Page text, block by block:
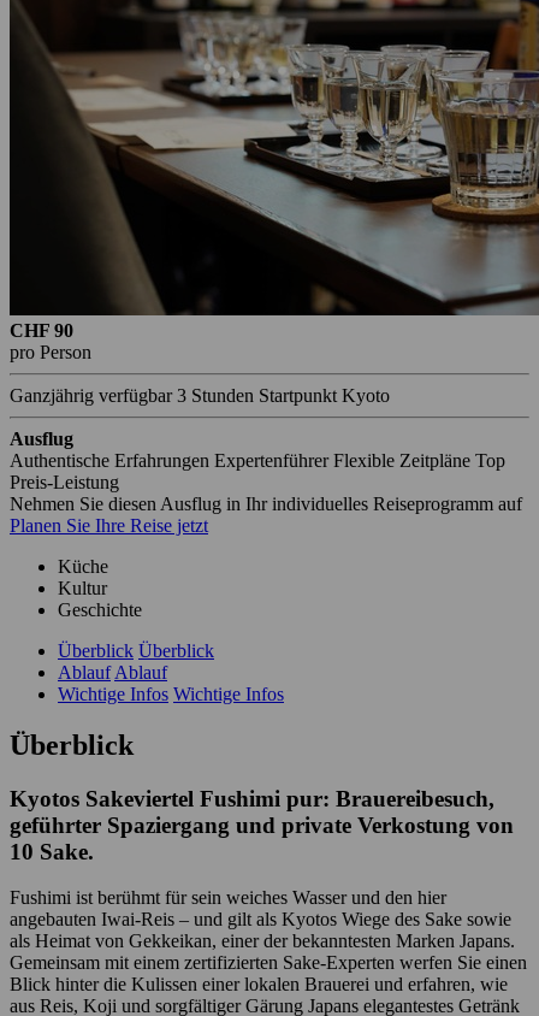
CHF 90
pro Person
Ganzjährig verfügbar3 Stunden Startpunkt Kyoto
Ausflug
Authentische Erfahrungen Expertenführer Flexible Zeitpläne Top
Preis-Leistung
Nehmen Sie diesen Ausflug in Ihr individuelles Reiseprogramm auf
Planen Sie Ihre Reise jetzt
Küche
Kultur
Geschichte
Überblick Überblick
Ablauf Ablauf
Wichtige Infos Wichtige Infos
Überblick
Kyotos Sakeviertel Fushimi pur: Brauereibesuch,
geführter Spaziergang und private Verkostung von
10 Sake.
Fushimi ist berühmt für sein weiches Wasser und den hier
angebauten Iwai-Reis – und gilt als Kyotos Wiege des Sake sowie
als Heimat von Gekkeikan, einer der bekanntesten Marken Japans.
Gemeinsam mit einem zertifizierten Sake-Experten werfen Sie einen
Blick hinter die Kulissen einer lokalen Brauerei und erfahren, wie
aus Reis, Koji und sorgfältiger Gärung Japans elegantestes Getränk